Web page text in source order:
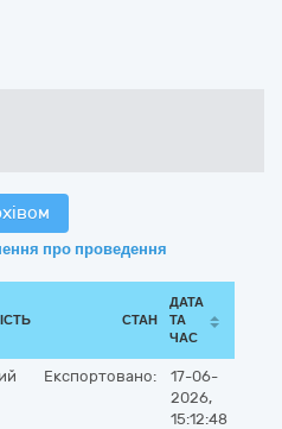
про проведення
СТАН
ДАТА
ТА
ЧАС
Експортовано:
17-06-
2026,
15:12:48